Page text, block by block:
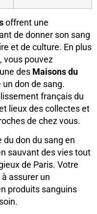
offrent une
de donner son sang
et de culture. En plus
vous pouvez
des Maisons du
don de sang.
français du
lieux des collectes et
de chez vous.
don du sang en
sauvant des vies tout
de Paris. Votre
assurer un
produits sanguins